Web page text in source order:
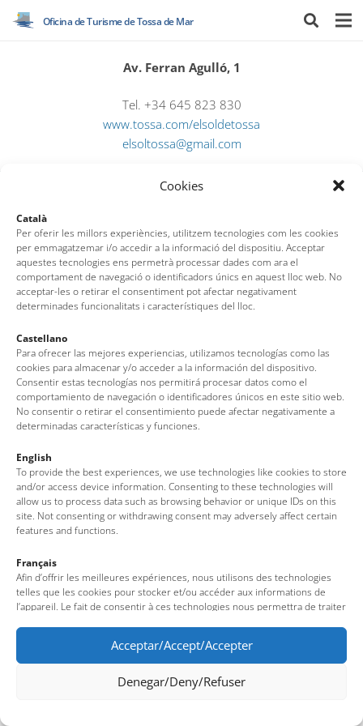
Cookies
Català
Per oferir les millors experiències, utilitzem tecnologies com les cookies
per emmagatzemar i/o accedir a la informació del dispositiu. Acceptar
aquestes tecnologies ens permetrà processar dades com ara el
comportament de navegació o identificadors únics en aquest lloc web. No
acceptar-les o retirar el consentiment pot afectar negativament
determinades funcionalitats i característiques del lloc.
Castellano
Para ofrecer las mejores experiencias, utilizamos tecnologías como las
cookies para almacenar y/o acceder a la información del dispositivo.
Consentir estas tecnologías nos permitirá procesar datos como el
comportamiento de navegación o identificadores únicos en este sitio web.
No consentir o retirar el consentimiento puede afectar negativamente a
determinadas características y funciones.
English
To provide the best experiences, we use technologies like cookies to store
and/or access device information. Consenting to these technologies will
allow us to process data such as browsing behavior or unique IDs on this
site. Not consenting or withdrawing consent may adversely affect certain
features and functions.
Français
Afin d’offrir les meilleures expériences, nous utilisons des technologies
telles que les cookies pour stocker et/ou accéder aux informations de
l’appareil. Le fait de consentir à ces technologies nous permettra de traiter
uniques sur ce site. Le fait de ne pas consentir ou de retirer son
consentement peut avoir un effet négatif sur certaines fonctionnalités et
caractéristiques du site.
Acceptar/Accept/Accepter
Denegar/Deny/Refuser
Oficina de Turisme de Tossa de Mar
Av. Ferran Agulló, 1
Tel. +34 645 823 830
www.tossa.com/elsoldetossa
elsoltossa@gmail.com
Oficina de Turisme de Tossa de Mar
Av. del Pelegrí, 25 – Edifici La Nau · 17320 – Tossa de Mar
Tel: + 00 34 972 340 108 · Mail: info@visittossa.com
Nota legal·Política de cookies·Protecció de dades